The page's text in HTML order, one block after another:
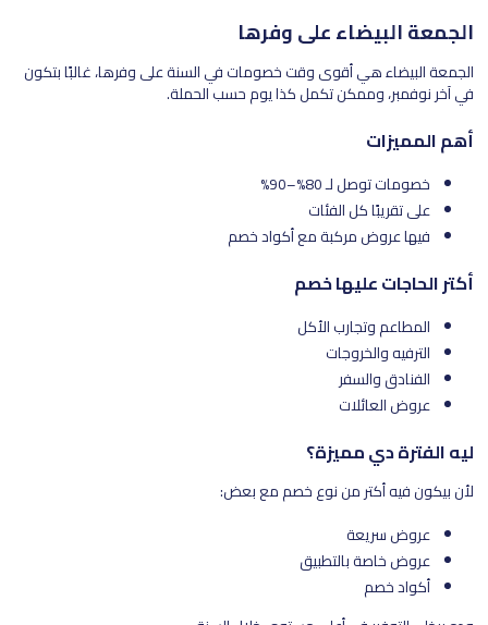
الجمعة البيضاء على وفرها
الجمعة البيضاء هي أقوى وقت خصومات في السنة على وفرها، غالبًا بتكون
في آخر نوفمبر، وممكن تكمل كذا يوم حسب الحملة.
أهم المميزات
خصومات توصل لـ 80%–90%
على تقريبًا كل الفئات
فيها عروض مركبة مع أكواد خصم
أكتر الحاجات عليها خصم
المطاعم وتجارب الأكل
الترفيه والخروجات
الفنادق والسفر
عروض العائلات
ليه الفترة دي مميزة؟
لأن بيكون فيه أكتر من نوع خصم مع بعض:
عروض سريعة
عروض خاصة بالتطبيق
أكواد خصم